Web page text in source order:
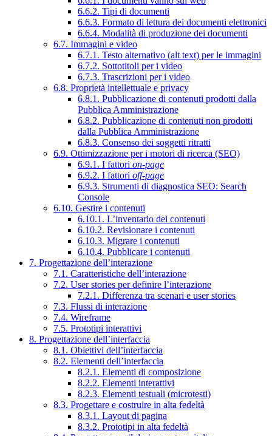
6.6.2. Tipi di documenti
6.6.3. Formato di lettura dei documenti elettronici
6.6.4. Modalità di produzione dei documenti
6.7. Immagini e video
6.7.1. Testo alternativo (alt text) per le immagini
6.7.2. Sottotitoli per i video
6.7.3. Trascrizioni per i video
6.8. Proprietà intellettuale e privacy
6.8.1. Pubblicazione di contenuti prodotti dalla
Pubblica Amministrazione
6.8.2. Pubblicazione di contenuti non prodotti
dalla Pubblica Amministrazione
6.8.3. Consenso dei soggetti ritratti
6.9. Ottimizzazione per i motori di ricerca (SEO)
6.9.1. I fattori on-page
6.9.2. I fattori off-page
6.9.3. Strumenti di diagnostica SEO: Search
Console
6.10. Gestire i contenuti
6.10.1. L’inventario dei contenuti
6.10.2. Revisionare i contenuti
6.10.3. Migrare i contenuti
6.10.4. Pubblicare i contenuti
7. Progettazione dell’interazione
7.1. Caratteristiche dell’interazione
7.2. User stories per definire l’interazione
7.2.1. Differenza tra scenari e user stories
7.3. Flussi di interazione
7.4. Wireframe
7.5. Prototipi interattivi
8. Progettazione dell’interfaccia
8.1. Obiettivi dell’interfaccia
8.2. Elementi dell’interfaccia
8.2.1. Elementi di composizione
8.2.2. Elementi interattivi
8.2.3. Elementi testuali (microtesti)
8.3. Progettare e costruire in alta fedeltà
8.3.1. Layout di pagina
8.3.2. Prototipi in alta fedeltà